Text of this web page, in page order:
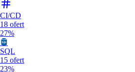
CI/CD
18 ofert
27%
SQL
15 ofert
23%